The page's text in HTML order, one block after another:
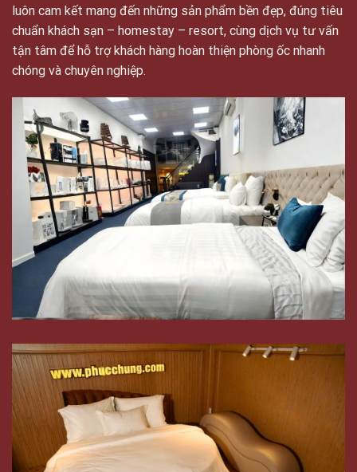
luôn cam kết mang đến những sản phẩm bền đẹp, đúng tiêu
chuẩn khách sạn – homestay – resort, cùng dịch vụ tư vấn
tận tâm để hỗ trợ khách hàng hoàn thiện phòng ốc nhanh
chóng và chuyên nghiệp.